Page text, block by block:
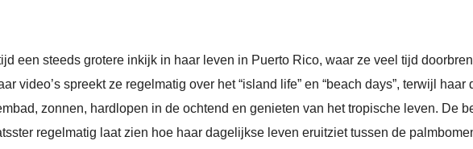
een steeds grotere inkijk in haar leven in Puerto Rico, waar ze veel tijd
video’s spreekt ze regelmatig over het “island life” en “beach days”, terwijl haar
zonnen, hardlopen in de ochtend en genieten van het tropische leven. De
regelmatig laat zien hoe haar dagelijkse leven eruitziet tussen de